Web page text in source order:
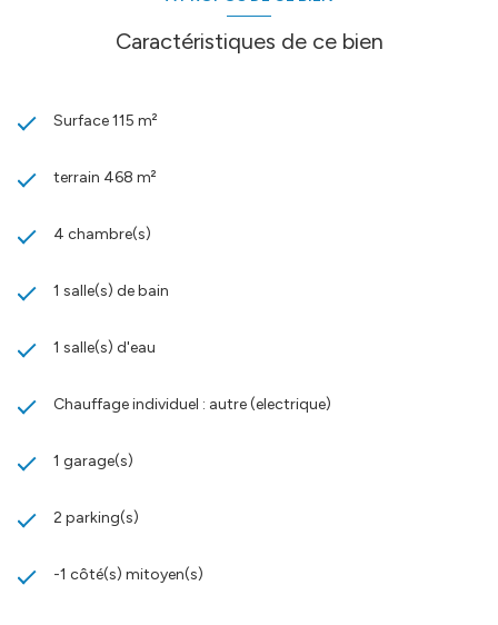
Copropriété. Nb de lots : 3. Charges annuelles de copropriété
(Montant moyen annuel quote-part du budget prévisionnel
disponibles sur le site
Caractéristiques de ce bien
Surface 115 m²
terrain 468 m²
4 chambre(s)
1 salle(s) de bain
1 salle(s) d'eau
Chauffage individuel : autre (electrique)
1 garage(s)
2 parking(s)
-1 côté(s) mitoyen(s)